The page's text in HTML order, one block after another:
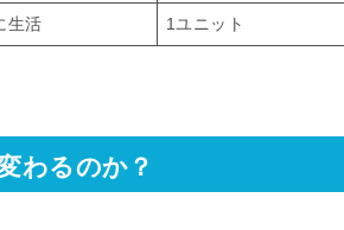
生活 1ユニット
わるのか？